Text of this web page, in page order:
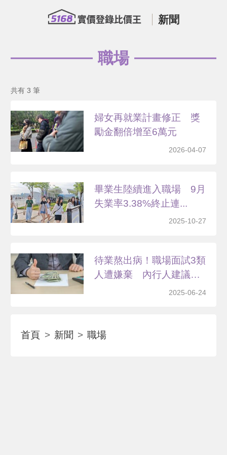
新聞
職場
共有 3 筆
婦女再就業計畫修正 獎
勵金翻倍增至6萬元
2026-04-07
畢業生陸續進入職場 9月
失業率3.38%終止連...
2025-10-27
待業熬出病！職場面試3類
人遭嫌棄 內行人建議
2025-06-24
首頁 新聞 職場